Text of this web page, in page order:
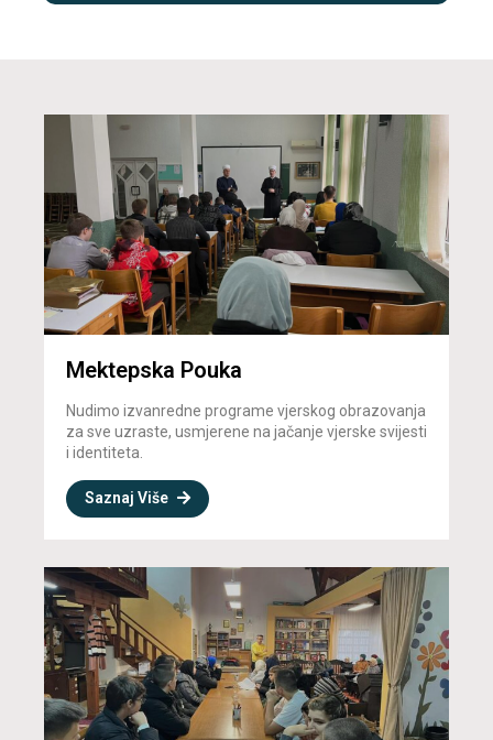
Mektepska Pouka
Nudimo izvanredne programe vjerskog obrazovanja
za sve uzraste, usmjerene na jačanje vjerske svijesti
i identiteta.
Saznaj Više